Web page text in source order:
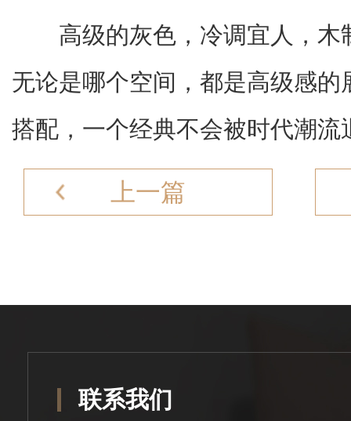
高级的灰色，冷调宜人，
无论是哪个空间，都是高级感的
搭配，一个经典不会被时代潮流
上一篇
联系我们